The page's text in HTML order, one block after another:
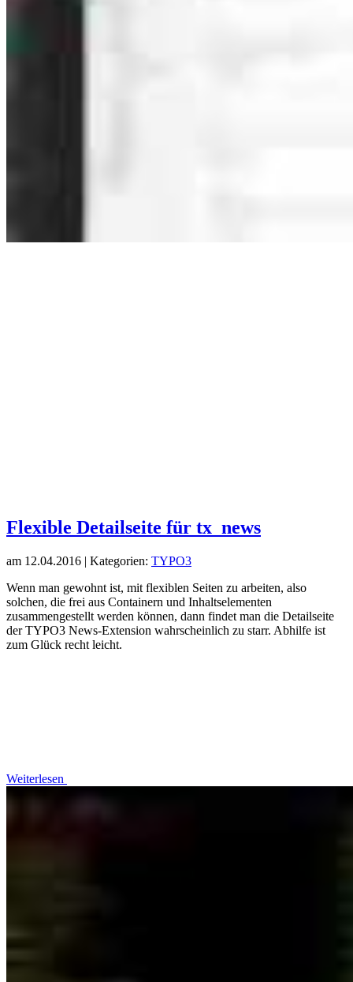
Flexible Detailseite für tx_news
am 12.04.2016 | Kategorien: TYPO3
Wenn man gewohnt ist, mit flexiblen Seiten zu arbeiten, also
solchen, die frei aus Containern und Inhaltselementen
zusammengestellt werden können, dann findet man die Detailseite
der TYPO3 News-Extension wahrscheinlich zu starr. Abhilfe ist
zum Glück recht leicht.
Weiterlesen